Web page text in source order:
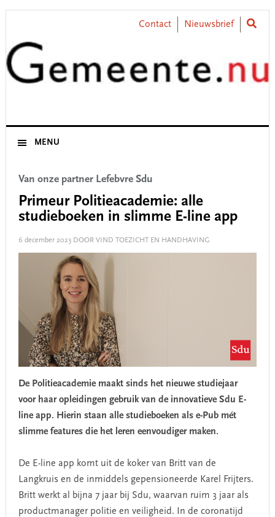
Skip
primary
navigation
Skip
content
Skip
primary
sidebar
Skip
footer
Contact Nieuwsbrief
MENU
Van onze partner Lefebvre Sdu
Primeur Politieacademie: alle
studieboeken in slimme E-line app
6 december 2023DOOR VIND TOEZICHT EN HANDHAVING
De Politieacademie maakt sinds het nieuwe studiejaar
voor haar opleidingen gebruik van de innovatieve Sdu E-
line app. Hierin staan alle studieboeken als e-Pub mét
slimme features die het leren eenvoudiger maken.
De E-line app komt uit de koker van Britt van de
Langkruis en de inmiddels gepensioneerde Karel Frijters.
Britt werkt al bijna 7 jaar bij Sdu, waarvan ruim 3 jaar als
productmanager politie en veiligheid. In de coronatijd